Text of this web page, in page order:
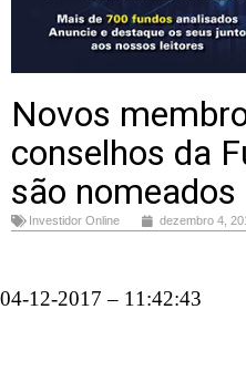
Novos
conselhos da
são nomeados
Investidor Online dezembro 4,
04-12-2017 – 11:42:43